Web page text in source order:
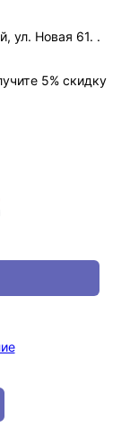
ул. Новая 61. .
5% скидку